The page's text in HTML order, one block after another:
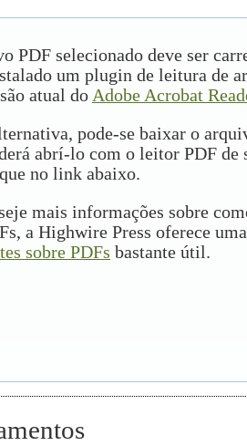
PDF selecionado deve ser
um plugin de leitura de
atual doAdobe Acrobat
pode-se baixar o
abrí-lo com o leitor PDF de
no link abaixo.
mais informações sobre
a Highwire Press oferece
sobre PDFs bastante útil.